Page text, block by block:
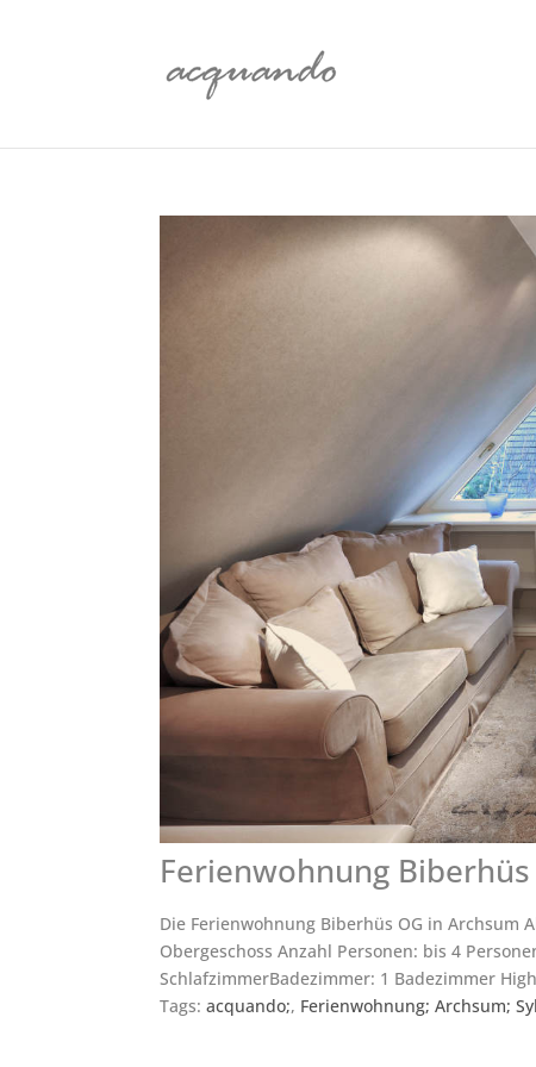
Ferienwohnung
Die Ferienwohnung Biberhüs OG in Archsum
Obergeschoss Anzahl Personen: bis 4
SchlafzimmerBadezimmer: 1 Badezimmer
Tags:acquando;, Ferienwohnung; Archsum;